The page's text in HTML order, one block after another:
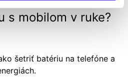
s mobilom v ruke?
šetriť batériu na telefóne a